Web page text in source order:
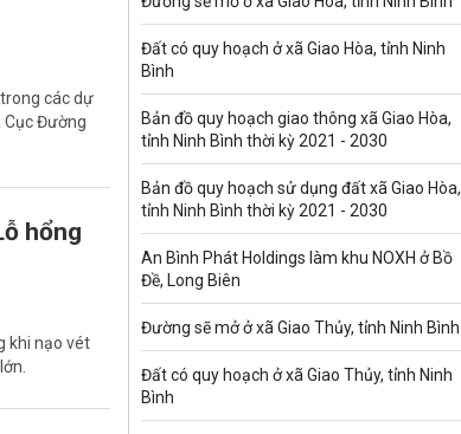
các dự
Cục Đường
hổng
khi nạo vét
Đất có quy hoạch ở xã Giao Hòa, tỉnh Ninh
Bình
Bản đồ quy hoạch giao thông xã Giao Hòa,
tỉnh Ninh Bình thời kỳ 2021 - 2030
Bản đồ quy hoạch sử dụng đất xã Giao Hòa,
tỉnh Ninh Bình thời kỳ 2021 - 2030
An Bình Phát Holdings làm khu NOXH ở Bồ
Đề, Long Biên
Đường sẽ mở ở xã Giao Thủy, tỉnh Ninh Bình
Đất có quy hoạch ở xã Giao Thủy, tỉnh Ninh
Bình